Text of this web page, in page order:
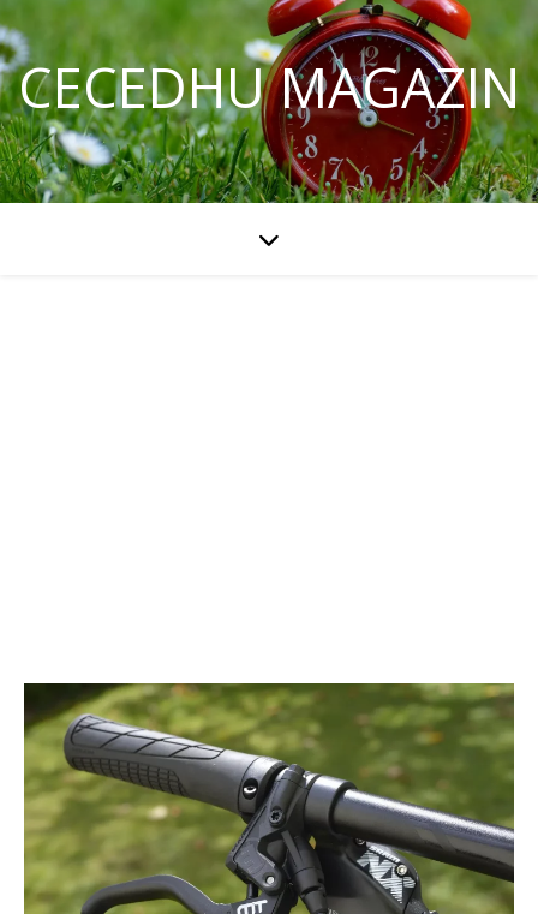
CECEDHU MAGAZIN